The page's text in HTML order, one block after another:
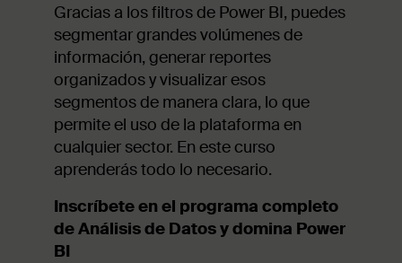
Gracias a los filtros de Power BI, puedes
segmentar grandes volúmenes de
información, generar reportes
organizados y visualizar esos
segmentos de manera clara, lo que
permite el uso de la plataforma en
cualquier sector. En este curso
aprenderás todo lo necesario.
Inscríbete en el programa completo
de Análisis de Datos y domina Power
BI